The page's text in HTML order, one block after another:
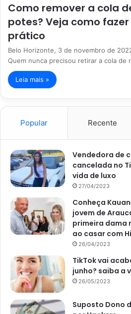
Como remover a cola
potes? Veja como
prático
Belo Horizonte, 3 de novembro de
Quem nunca precisou retirar a cola de
Leia mais »
Popular Recente
Vendedora de
cancelada no
vida de luxo
27/04/2023
Conheça
jovem de
primeira dama
ao casar com
26/04/2023
TikTok vai
junho? saiba a
26/05/2023
Suposto Dono